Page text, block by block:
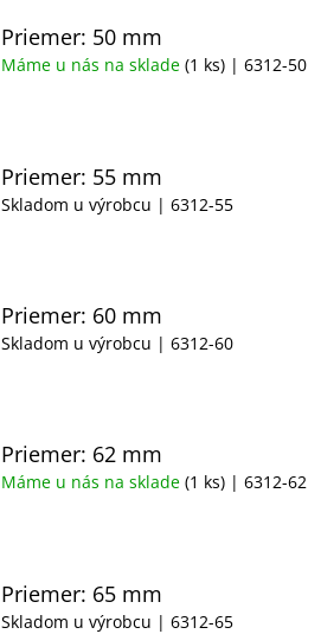
Priemer: 50 mm
Máme u nás na sklade (1 ks) | 6312-50
Priemer: 55 mm
Skladom u výrobcu | 6312-55
Priemer: 60 mm
Skladom u výrobcu | 6312-60
Priemer: 62 mm
Máme u nás na sklade (1 ks) | 6312-62
Priemer: 65 mm
Skladom u výrobcu | 6312-65